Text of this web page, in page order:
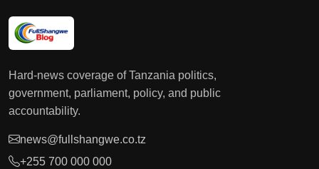
Hard-news coverage of Tanzania politics,
government, parliament, policy, and public
accountability.
news@fullshangwe.co.tz
+255 700 000 000